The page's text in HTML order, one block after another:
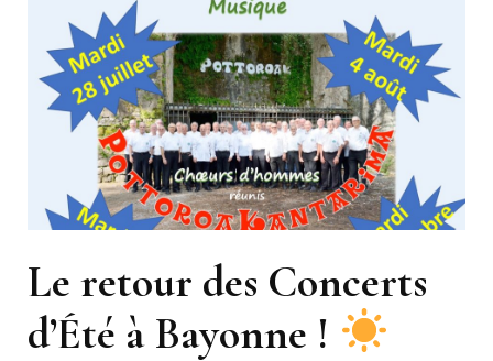
Le retour des Concerts
d’Été à Bayonne !